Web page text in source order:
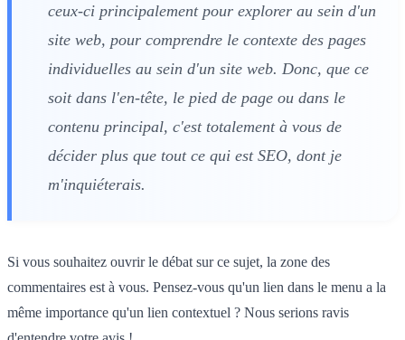
ceux-ci principalement pour explorer au sein d'un
site web, pour comprendre le contexte des pages
individuelles au sein d'un site web. Donc, que ce
soit dans l'en-tête, le pied de page ou dans le
contenu principal, c'est totalement à vous de
décider plus que tout ce qui est SEO, dont je
m'inquiéterais.
Si vous souhaitez ouvrir le débat sur ce sujet, la zone des
commentaires est à vous. Pensez-vous qu'un lien dans le menu a la
même importance qu'un lien contextuel ? Nous serions ravis